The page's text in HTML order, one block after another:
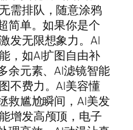
需排队，随意涂鸦
简单。如果你是个
发无限想象力。AI
，如AI扩图自由补
余元素、AI滤镜智能
不费力。AI美容懂
救尴尬瞬间，AI美发
增发高颅顶，电子